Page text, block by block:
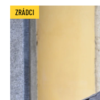
ZRÁDCI